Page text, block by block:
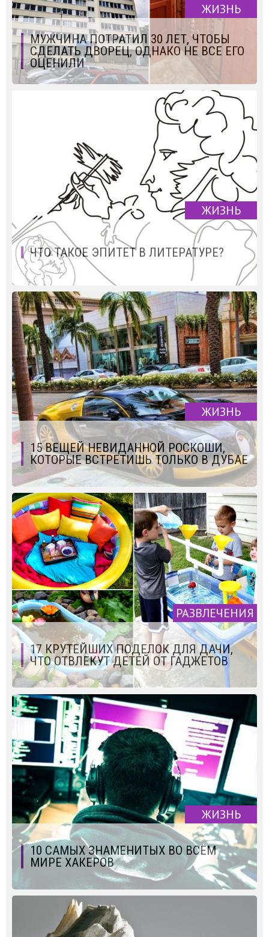
ЖИЗНЬ
МУЖЧИНА ПОТРАТИЛ 30 ЛЕТ, ЧТОБЫ
СДЕЛАТЬ ДВОРЕЦ, ОДНАКО НЕ ВСЕ ЕГО
ОЦЕНИЛИ
ЖИЗНЬ
ЧТО ТАКОЕ ЭПИТЕТ В ЛИТЕРАТУРЕ?
ЖИЗНЬ
15 ВЕЩЕЙ НЕВИДАННОЙ РОСКОШИ,
КОТОРЫЕ ВСТРЕТИШЬ ТОЛЬКО В ДУБАЕ
РАЗВЛЕЧЕНИЯ
17 КРУТЕЙШИХ ПОДЕЛОК ДЛЯ ДАЧИ,
ЧТО ОТВЛЕКУТ ДЕТЕЙ ОТ ГАДЖЕТОВ
ЖИЗНЬ
10 САМЫХ ЗНАМЕНИТЫХ ВО ВСЁМ
МИРЕ ХАКЕРОВ